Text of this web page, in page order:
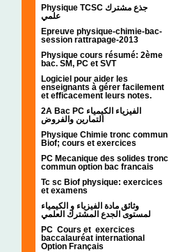
Physique TCSC جذع مشترك
علمي
Epreuve physique-chimie-bac-
session rattrapage-2013
Physique cours résumé: 2ème
bac. SM, PC et SVT
Logiciel pour aider les
enseignants à gérer facilement
et efficacement leurs notes.
2A Bac PC الفيزياء الكيمياء
التمارين والفروض
Physique Chimie tronc commun
Biof; cours et exercices
PC Mecanique des solides tronc
commun option bac francais
Tc sc Biof physique: exercices
et examens
وثائق مادة الفيزياء و الكيمياء
PC Cours et exercices
baccalauréat international
Option Français